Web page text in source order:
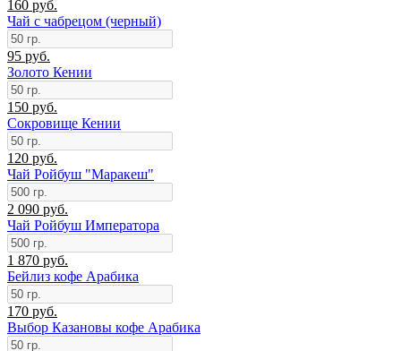
160 руб.
Чай с чабрецом (черный)
95 руб.
Золото Кении
150 руб.
Сокровище Кении
120 руб.
Чай Ройбуш "Маракеш"
2 090 руб.
Чай Ройбуш Императора
1 870 руб.
Бейлиз кофе Арабика
170 руб.
Выбор Казановы кофе Арабика